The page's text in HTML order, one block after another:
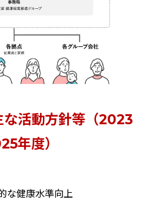
な活動方針等（2023
年度）
な健康水準向上